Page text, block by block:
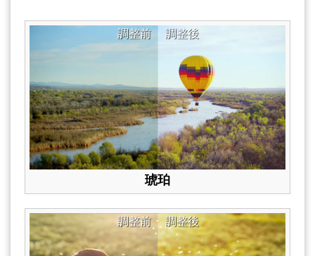
調整後
調整前
琥珀
調整後
調整前